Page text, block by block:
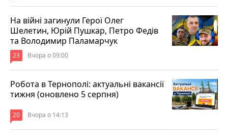
На війні загинули Герої Олег
Шелетин, Юрій Пушкар, Петро Федів
та Володимир Паламарчук
23 Вчора о 09:00
Робота в Тернополі: актуальні вакансії
тижня (оновлено 5 серпня)
20 Вчора о 14:13